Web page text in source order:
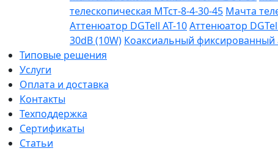
телескопическая МТст-8-4-30-45 Мачта
Аттенюатор DGTell AT-10Аттенюатор
30dB (10W) Коаксиальный фиксированный
Типовые решения
Услуги
Оплата и доставка
Контакты
Техподдержка
Сертификаты
Статьи